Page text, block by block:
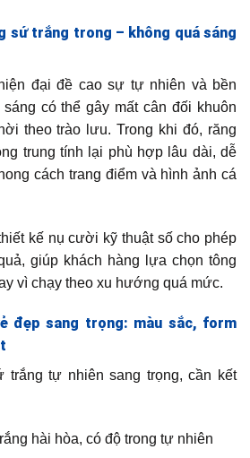
sứ trắng trong – không quá sáng
đại đề cao sự tự nhiên và bền
có thể gây mất cân đối khuôn
theo trào lưu. Trong khi đó, răng
trung tính lại phù hợp lâu dài, dễ
cách trang điểm và hình ảnh cá
kế nụ cười kỹ thuật số cho phép
giúp khách hàng lựa chọn tông
vì chạy theo xu hướng quá mức.
đẹp sang trọng: màu sắc, form
tự nhiên sang trọng, cần kết
hài hòa, có độ trong tự nhiên